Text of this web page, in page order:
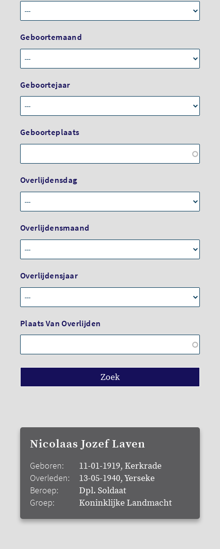
Geboortemaand
Geboortejaar
Geboorteplaats
Overlijdensdag
Overlijdensmaand
Overlijdensjaar
Plaats Van Overlijden
Nicolaas Jozef Laven
Geboren:
11-01-1919, Kerkrade
Overleden:
13-05-1940, Yerseke
Beroep:
Dpl. Soldaat
Groep:
Koninklijke Landmacht